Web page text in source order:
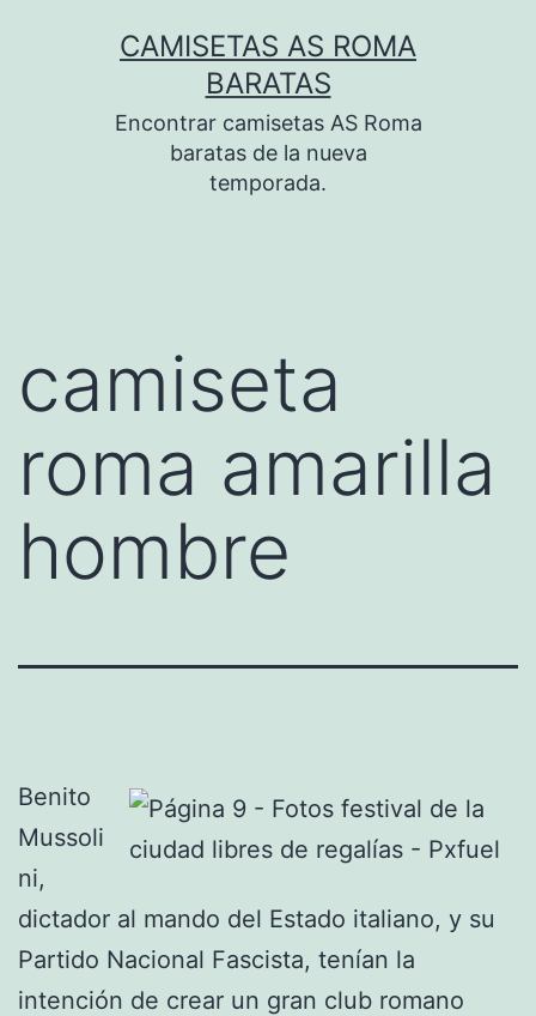
CAMISETAS AS ROMA
BARATAS
Encontrar camisetas AS Roma
baratas de la nueva
temporada.
camiseta
roma amarilla
hombre
Benito
Mussoli
ni,
dictador al mando del Estado italiano, y su
Partido Nacional Fascista, tenían la
intención de crear un gran club romano